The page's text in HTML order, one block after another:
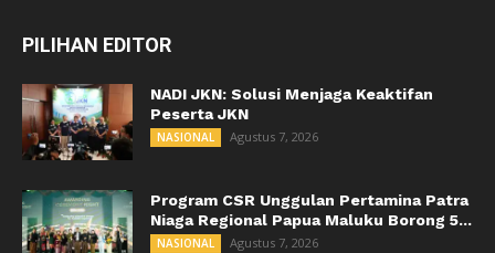
PILIHAN EDITOR
NADI JKN: Solusi Menjaga Keaktifan
Peserta JKN
NASIONAL Agustus 7, 2026
Program CSR Unggulan Pertamina Patra
Niaga Regional Papua Maluku Borong 5...
NASIONAL Agustus 7, 2026